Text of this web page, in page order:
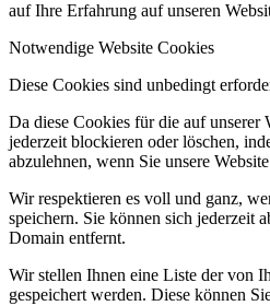
auf Ihre Erfahrung auf unseren
Notwendige Website Cookies
Diese Cookies sind unbedingt
Da diese Cookies für die auf
jederzeit blockieren oder löschen,
abzulehnen, wenn Sie unsere
Wir respektieren es voll und ganz,
speichern. Sie können sich jederzeit
Domain entfernt.
Wir stellen Ihnen eine Liste der von
gespeichert werden. Diese können